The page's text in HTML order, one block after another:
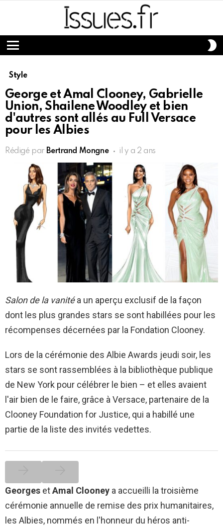
Menu
Style
George et Amal Clooney, Gabrielle
Union, Shailene Woodley et bien
d'autres sont allés au Full Versace
pour les Albies
Rédigé par Bertrand Mongne il y a 2 ans
Salon de la vanitéa un aperçu exclusif de la façon
dont les plus grandes stars se sont habillées pour les
récompenses décernées par la Fondation Clooney.
Lors de la cérémonie des Albie Awards jeudi soir, les
stars se sont rassemblées à la bibliothèque publique
de New York pour célébrer le bien – et elles avaient
l'air bien de le faire, grâce à Versace, partenaire de la
Clooney Foundation for Justice, qui a habillé une
partie de la liste des invités vedettes.
Georges etAmal Clooney a accueilli la troisième
cérémonie annuelle de remise des prix humanitaires,
les Albies, nommés en l'honneur du héros anti-